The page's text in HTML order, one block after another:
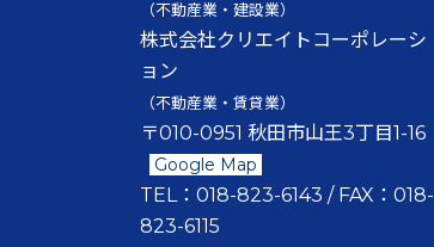
（不動産業・建設業）
株式会社クリエイトコーポレーシ
ョン
（不動産業・賃貸業）
〒010-0951 秋田市山王3丁目1-16
Google Map
TEL： 018-823-6143 / FAX： 018-
823-6115